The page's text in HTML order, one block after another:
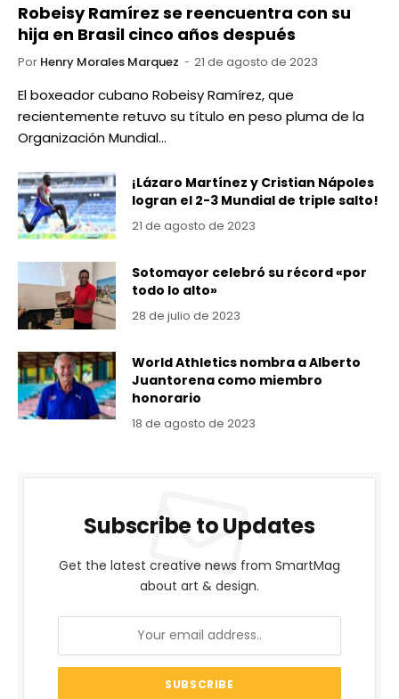
Robeisy Ramírez se reencuentra con su
hija en Brasil cinco años después
Por Henry Morales Marquez 21 de agosto de 2023
El boxeador cubano Robeisy Ramírez, que
recientemente retuvo su título en peso pluma de la
Organización Mundial…
¡Lázaro Martínez y Cristian Nápoles
logran el 2-3 Mundial de triple salto!
21 de agosto de 2023
Sotomayor celebró su récord «por
todo lo alto»
28 de julio de 2023
World Athletics nombra a Alberto
Juantorena como miembro
honorario
18 de agosto de 2023
Subscribe to Updates
Get the latest creative news from SmartMag
about art & design.